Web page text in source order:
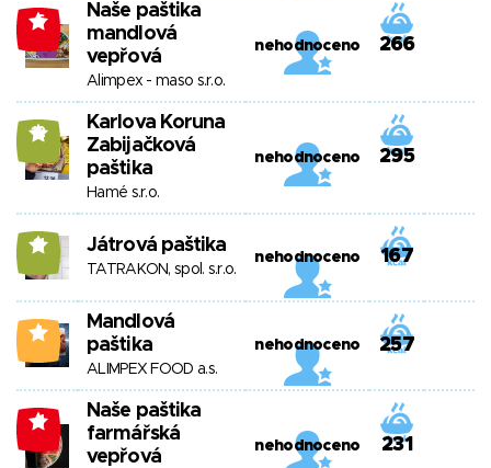
-6
Naše paštika
mandlová
vepřová
Alimpex - maso s.r.o.
nehodnoceno 266
12
Karlova Koruna
Zabijačková
paštika
Hamé s.r.o.
nehodnoceno 295
11 Játrová paštika
TATRAKON, spol. s.r.o.
nehodnoceno 167
4
Mandlová
paštika
ALIMPEX FOOD a.s.
nehodnoceno 257
-1
Naše paštika
farmářská
vepřová
nehodnoceno 231